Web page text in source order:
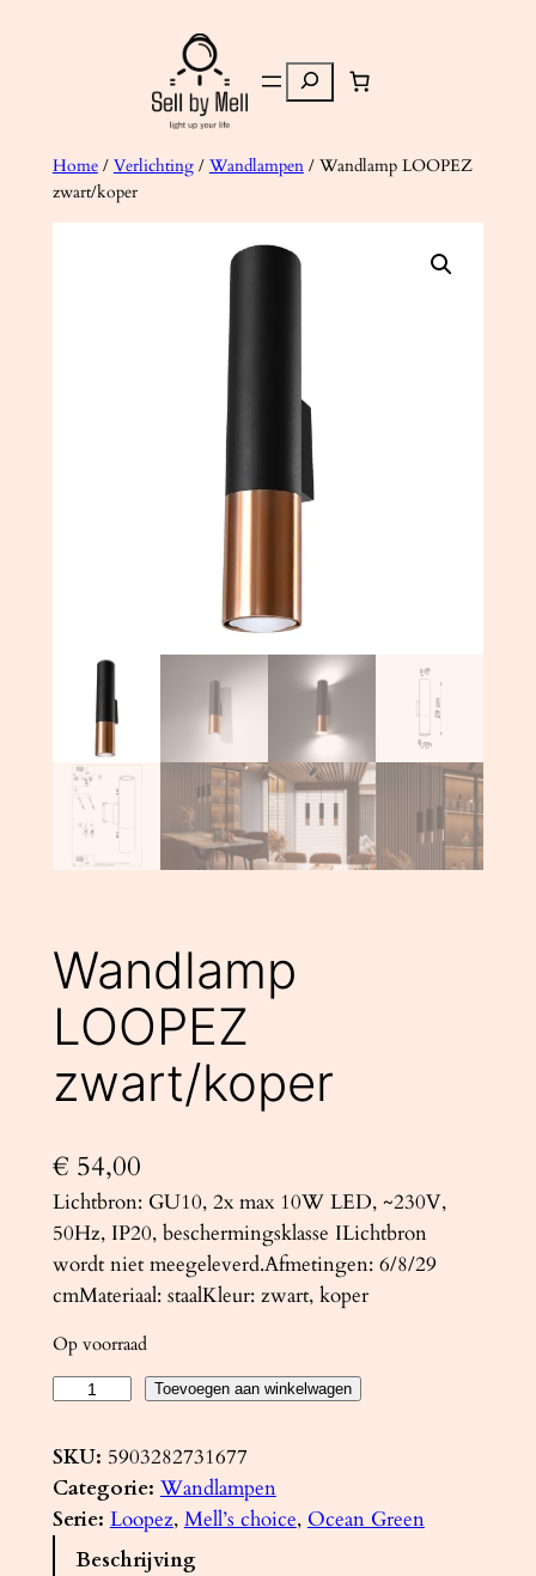
Zoeken
Home/ Verlichting/ Wandlampen/ Wandlamp LOOPEZ
zwart/koper
Wandlamp
LOOPEZ
zwart/koper
€ 54,00
Lichtbron: GU10, 2x max 10W LED, ~230V,
50Hz, IP20, beschermingsklasse ILichtbron
wordt niet meegeleverd.Afmetingen: 6/8/29
cmMateriaal: staalKleur: zwart, koper
Op voorraad
n
d
l
Toevoegen aan winkelwagen
SKU: 5903282731677
Categorie: Wandlampen
Serie: Loopez, Mell’s choice, Ocean Green
Beschrijving